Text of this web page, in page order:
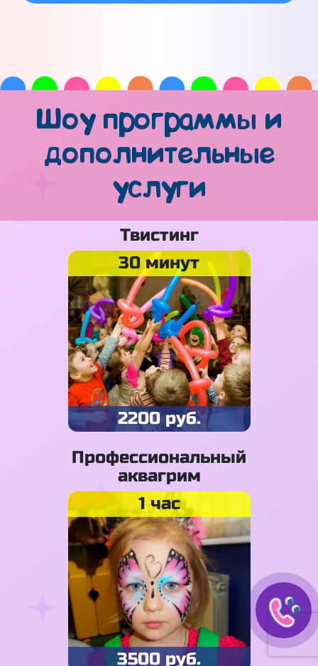
Шоу программы и
дополнительные
услуги
Твистинг
30 минут
2200 руб.
Профессиональный
аквагрим
1 час
3500 руб.